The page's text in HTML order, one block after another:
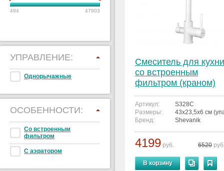
494 47903
УПРАВЛЕНИЕ:
Однорычажные
ОСОБЕННОСТИ:
Со встроенным
фильтром
С аэратором
Смеситель для кухни
со встроенным
фильтром (краном)
под питьевую воду
Shevanik S328C
Артикул:
S328C
Размеры:
43x23,5x6 см
Бренд:
Shevanik
4199 руб. 6520
В корзину